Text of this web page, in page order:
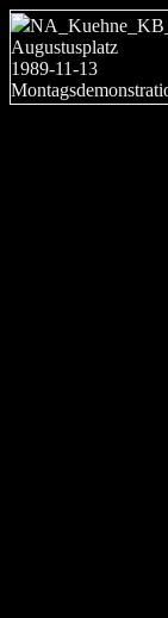
Augustusplatz
1989-11-13